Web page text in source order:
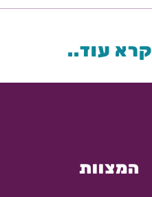
קרא עוד..
המצוות